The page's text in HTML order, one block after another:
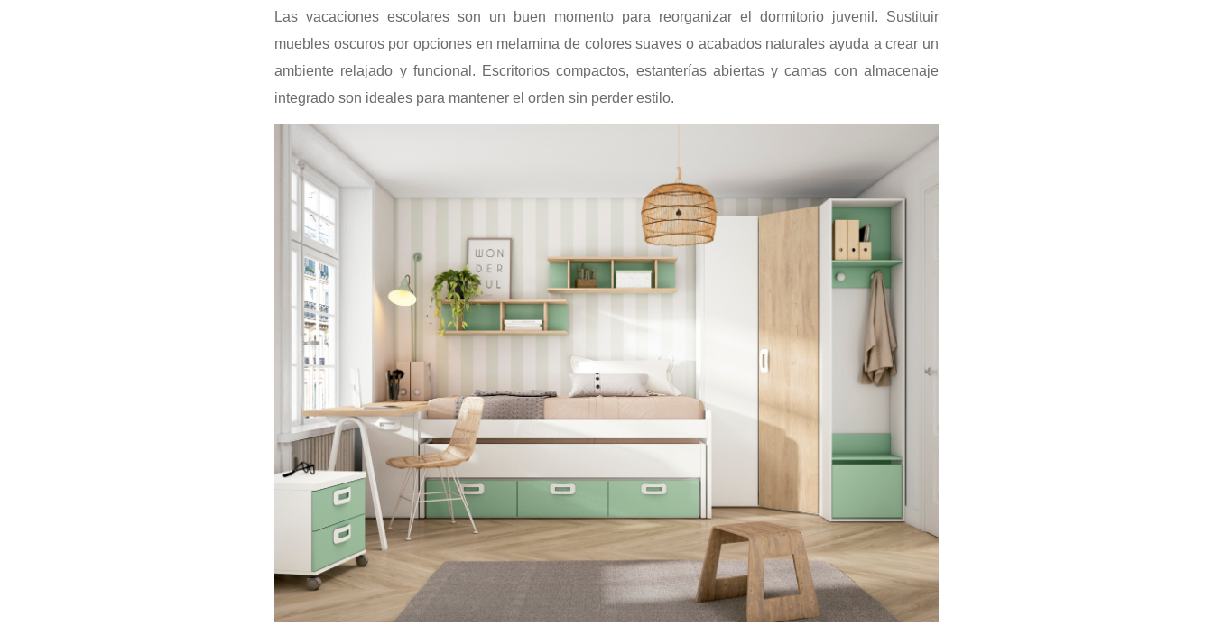
Las vacaciones escolares son un buen momento para reorganizar el dormitorio juvenil. Sustituir
muebles oscuros por opciones en melamina de colores suaves o acabados naturales ayuda a crear un
ambiente relajado y funcional. Escritorios compactos, estanterías abiertas y camas con almacenaje
integrado son ideales para mantener el orden sin perder estilo.